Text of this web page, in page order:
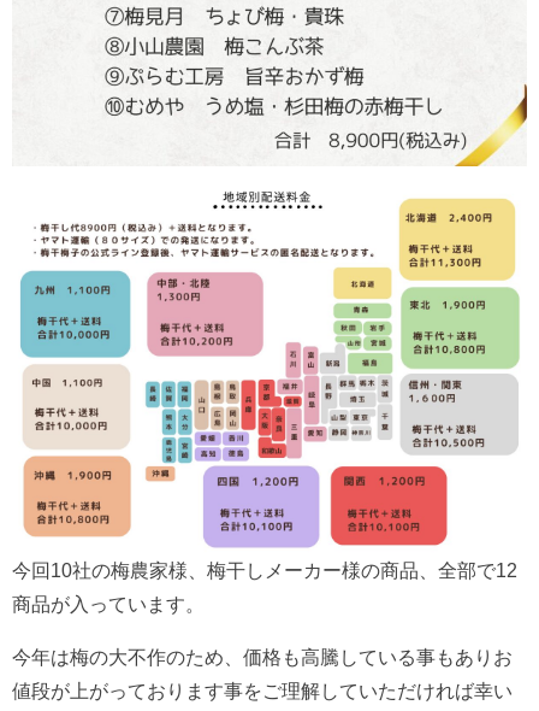
今回10社の梅農家様、梅干しメーカー様の商品、全部で12
商品が入っています。
今年は梅の大不作のため、価格も高騰している事もありお
値段が上がっております事をご理解していただければ幸い